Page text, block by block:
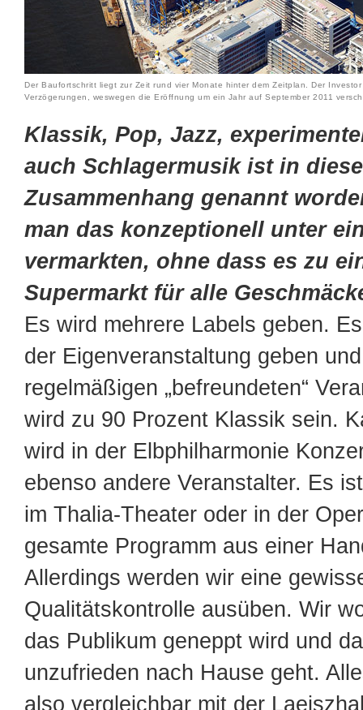
Der Baufortschritt liegt zur Zeit rund vier Monate hinter dem Zeitplan. Der
Verzögerungen, weswegen die Eröffnung um ein Jahr auf September 2011
Klassik, Pop, Jazz,
auch Schlagermusik ist in
Zusammenhang genannt
man das konzeptionell unter
vermarkten, ohne dass es zu
Supermarkt für alle
Es wird mehrere Labels geben.
der Eigenveranstaltung geben
regelmäßigen „befreundeten“
wird zu 90 Prozent Klassik sein.
wird in der Elbphilharmonie
ebenso andere Veranstalter. Es
im Thalia-Theater oder in der
gesamte Programm aus einer
Allerdings werden wir eine
Qualitätskontrolle ausüben. Wir
das Publikum geneppt wird und
unzufrieden nach Hause geht.
also vergleichbar mit der